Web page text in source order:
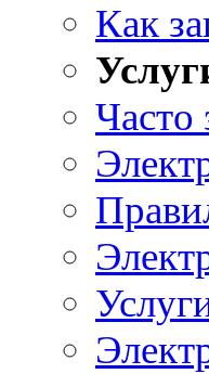
Как
Часто